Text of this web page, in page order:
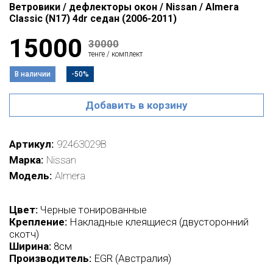
Ветровики / дефлекторы окон / Nissan / Almera
Classic (N17) 4dr седан (2006-2011)
15000 30000
тенге / комплект
В наличии -50%
Добавить в корзину
Артикул 92463029B
Марка Nissan
Модель Almera
Цвет: Черные тонированные
Крепление: Накладные клеящиеся (двусторонний
скотч)
Ширина: 8см
Производитель: EGR (Австралия)